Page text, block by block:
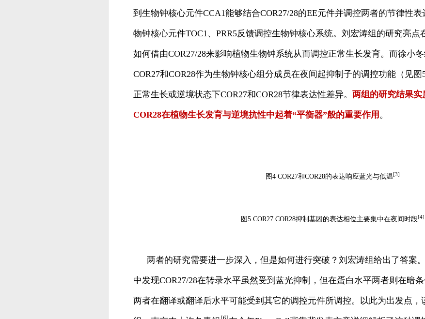
到生物钟核心元件CCA1能够结合COR27/28的EE元件并调控两者的节律性
物钟核心元件TOC1、PRR5反馈调控生物钟核心系统。刘宏涛组的研究亮点
如何借由COR27/28来影响植物生物钟系统从而调控正常生长发育。而徐小
COR27和COR28作为生物钟核心组分成员在夜间起抑制子的调控功能（见
正常生长或逆境状态下COR27和COR28节律表达性差异。 两组的研究结果实
COR28在植物生长发育与逆境抗性中起着“平衡器”般的重要作用 。
图4 COR27和COR28的表达响应蓝光与低温[3]
图5 COR27 COR28抑制基因的表达相位主要集中在夜间时段[4]
两者的研究需要进一步深入，但是如何进行突破？刘宏涛组给出了答案
中发现COR27/28在转录水平虽然受到蓝光抑制，但在蛋白水平两者则在暗
两者在翻译或翻译后水平可能受到其它的调控元件所调控。以此为出发点，